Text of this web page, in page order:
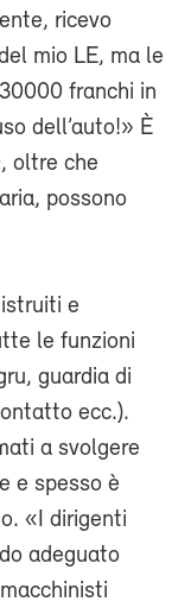
ricevo
mio LE, ma le
franchi in
dell’auto!» È
oltre che
possono
e
le funzioni
guardia di
ecc.).
a svolgere
e spesso è
«I dirigenti
adeguato